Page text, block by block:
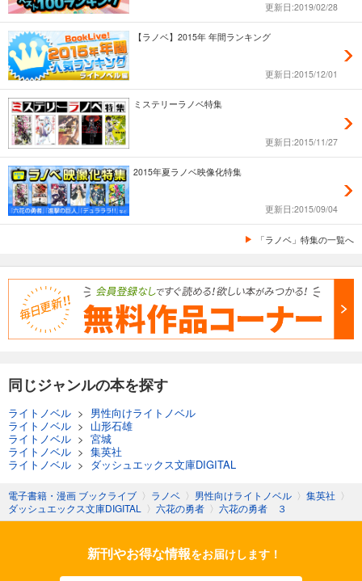
更新日:2019/02/28
【ラノベ】2015年 年間ランキング
更新日:2015/12/01
ミステリーラノベ特集
更新日:2015/11/27
2015年夏ラノベ映像化特集
更新日:2015/09/04
「ラノベ」特集の一覧へ
同じジャンルの本を探す
ライトノベル > 男性向けライトノベル
ライトノベル > 山形石雄
ライトノベル > 宮城
ライトノベル > 集英社
ライトノベル > ダッシュエックス文庫DIGITAL
電子書籍・漫画 ブックライブ 〉 ラノベ 〉 男性向けライトノベル 〉 集英社 〉
ダッシュエックス文庫DIGITAL
〉 六花の勇者 〉 六花の勇者 ３
新刊やお得な情報をお届けします！